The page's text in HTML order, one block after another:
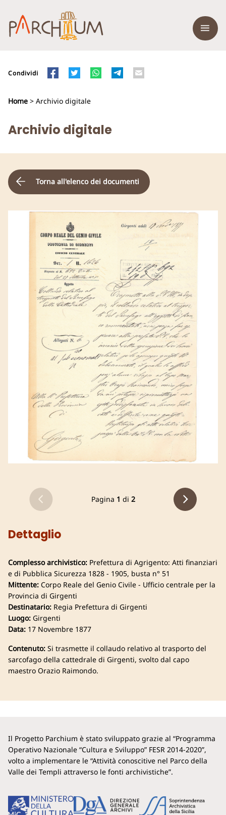
Condividi
Home > Archivio digitale
Archivio digitale
Torna all'elenco dei documenti
Pagina 1 di 2
Dettaglio
Complesso archivistico: Prefettura di Agrigento: Atti finanziari
e di Pubblica Sicurezza 1828 - 1905, busta n° 51
Mittente: Corpo Reale del Genio Civile - Ufficio centrale per la
Provincia di Girgenti
Destinatario: Regia Prefettura di Girgenti
Luogo: Girgenti
Data: 17 Novembre 1877
Contenuto: Si trasmette il collaudo relativo al trasporto del
sarcofago della cattedrale di Girgenti, svolto dal capo
maestro Orazio Raimondo.
Il Progetto Parchium è stato sviluppato grazie al “Programma
Operativo Nazionale “Cultura e Sviluppo” FESR 2014-2020”,
volto a implementare le “Attività conoscitive nel Parco della
Valle dei Templi attraverso le fonti archivistiche”.